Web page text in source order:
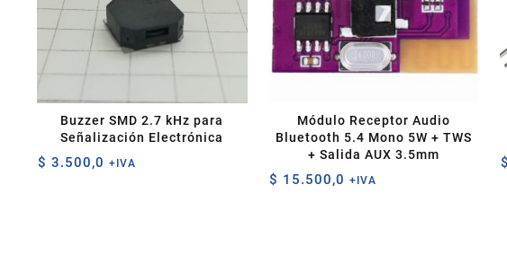
Buzzer SMD 2.7 kHz para
Señalización Electrónica
$ 3.500,0 +IVA
Módulo Receptor Audio
Bluetooth 5.4 Mono 5W + TWS
+ Salida AUX 3.5mm
$ 15.500,0 +IVA
$